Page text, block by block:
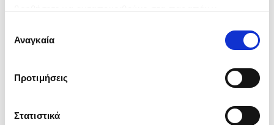
ενδιαφέρουν και να επιλέξετε από τα παρακάτω με την
΄΄και να ενημερωθείτε σχετικά με
συγκατάθεσης
Αναγκαία
Προτιμήσεις
Στατιστικά